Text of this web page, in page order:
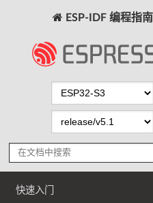
ESP-IDF 编程指南
快速入门